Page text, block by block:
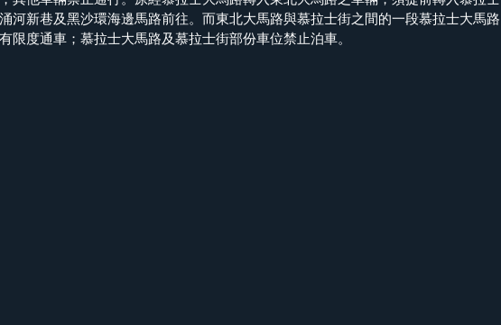
河新巷及黑沙環海邊馬路前往。而東北大馬路與慕拉士街之間的一段慕拉士大馬路
限度通車；慕拉士大馬路及慕拉士街部份車位禁止泊車。